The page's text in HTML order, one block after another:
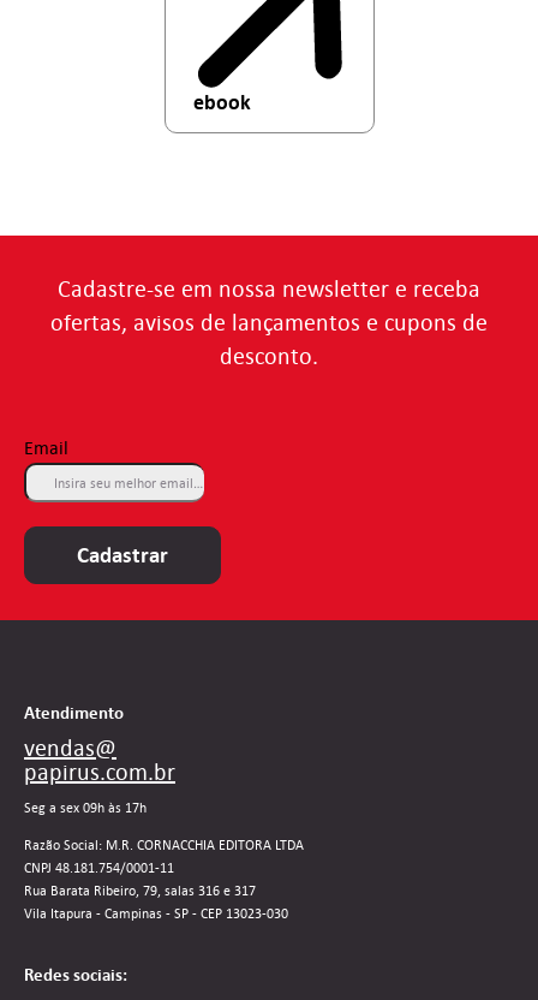
ebook
Cadastre-se em nossa newsletter e receba
ofertas, avisos de lançamentos e cupons de
desconto.
Email
Cadastrar
Atendimento
vendas@
papirus.com.br
Seg a sex 09h às 17h
Razão Social: M.R. CORNACCHIA EDITORA LTDA
CNPJ 48.181.754/0001-11
Rua Barata Ribeiro, 79, salas 316 e 317
Vila Itapura - Campinas - SP - CEP 13023-030
Redes sociais: